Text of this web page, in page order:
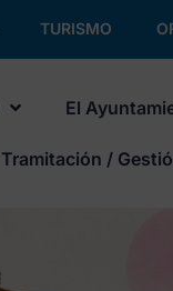
TURISMO
El
Tramitación /